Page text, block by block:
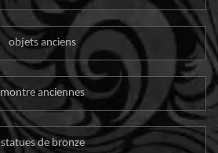
objets anciens
montre anciennes
statues de bronze